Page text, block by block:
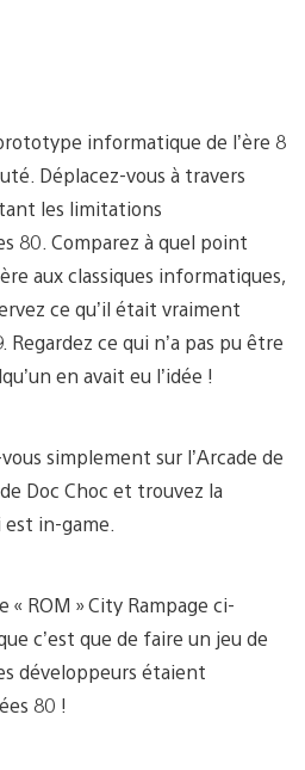
informatique de l’ère 8
Déplacez-vous à travers
les limitations
80. Comparez à quel point
aux classiques informatiques,
ce qu’il était vraiment
Regardez ce qui n’a pas pu être
en avait eu l’idée !
simplement sur l’Arcade de
Doc Choc et trouvez la
in-game.
« ROM » City Rampage ci-
c’est que de faire un jeu de
développeurs étaient
80 !